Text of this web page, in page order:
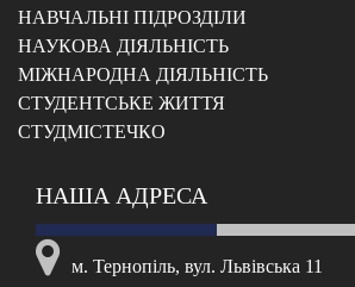
НАВЧАЛЬНІ ПІДРОЗДІЛИ
НАУКОВА ДІЯЛЬНІСТЬ
МІЖНАРОДНА ДІЯЛЬНІСТЬ
CТУДЕНТСЬКЕ ЖИТТЯ
CТУДМІСТЕЧКО
НАША АДРЕСА
м. Тернопіль, вул. Львівська 11